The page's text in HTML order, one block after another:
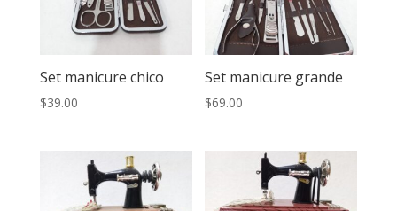
Set manicure chico
$39.00
Set manicure grande
$69.00